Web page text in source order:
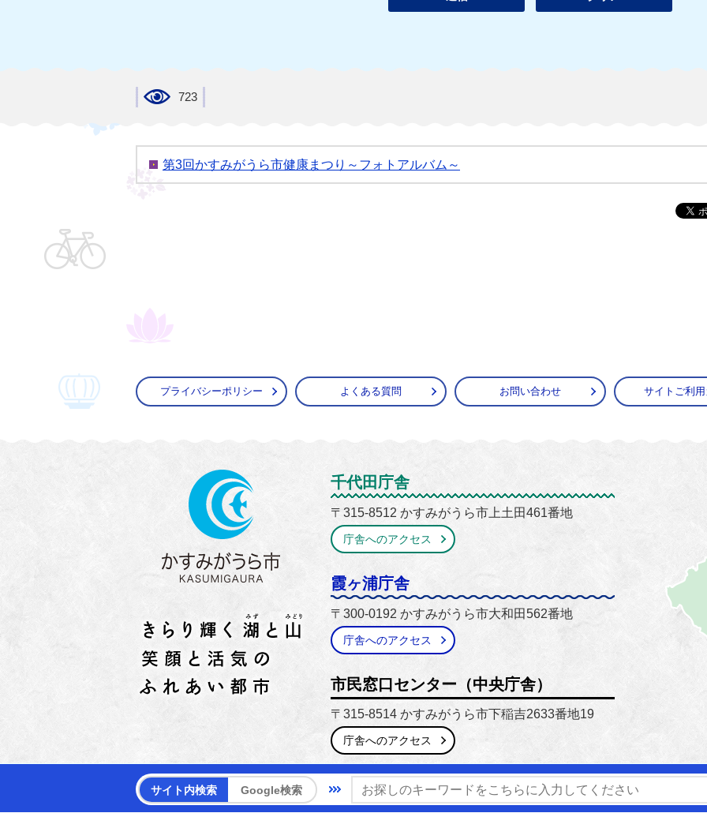
サイト内検索 Google検索
723
第3回かすみがうら市健康まつり～フォトアルバム～
プライバシーポリシー よくある質問 お問い合わせ サイトご利
かすみがうら市
千代田庁舎
〒315-8512 かすみがうら市上土田461番地
庁舎へのアクセス
霞ヶ浦庁舎
〒300-0192 かすみがうら市大和田562番地
庁舎へのアクセス
市民窓口センター（中央庁舎）
〒315-8514 かすみがうら市下稲吉2633番地19
庁舎へのアクセス
【電話番号】0299-59-2111 / 029-897-1111
【開庁時間】8時30
【窓口延長】市民窓口センター（中央庁舎）のみ毎週木曜日 17時